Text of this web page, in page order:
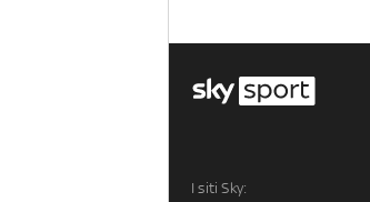
I siti Sky: